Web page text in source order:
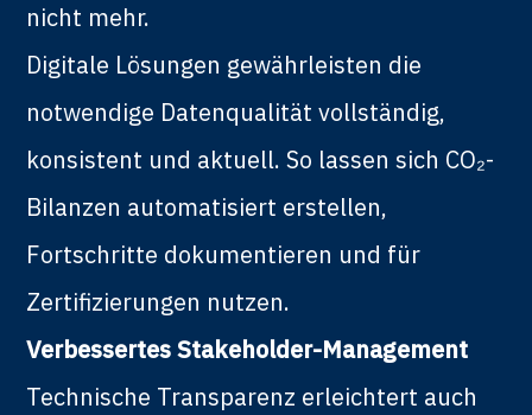
nicht mehr.
Digitale Lösungen gewährleisten die
notwendige Datenqualität vollständig,
konsistent und aktuell. So lassen sich CO₂-
Bilanzen automatisiert erstellen,
Fortschritte dokumentieren und für
Zertifizierungen nutzen.
Verbessertes Stakeholder-Management
Technische Transparenz erleichtert auch